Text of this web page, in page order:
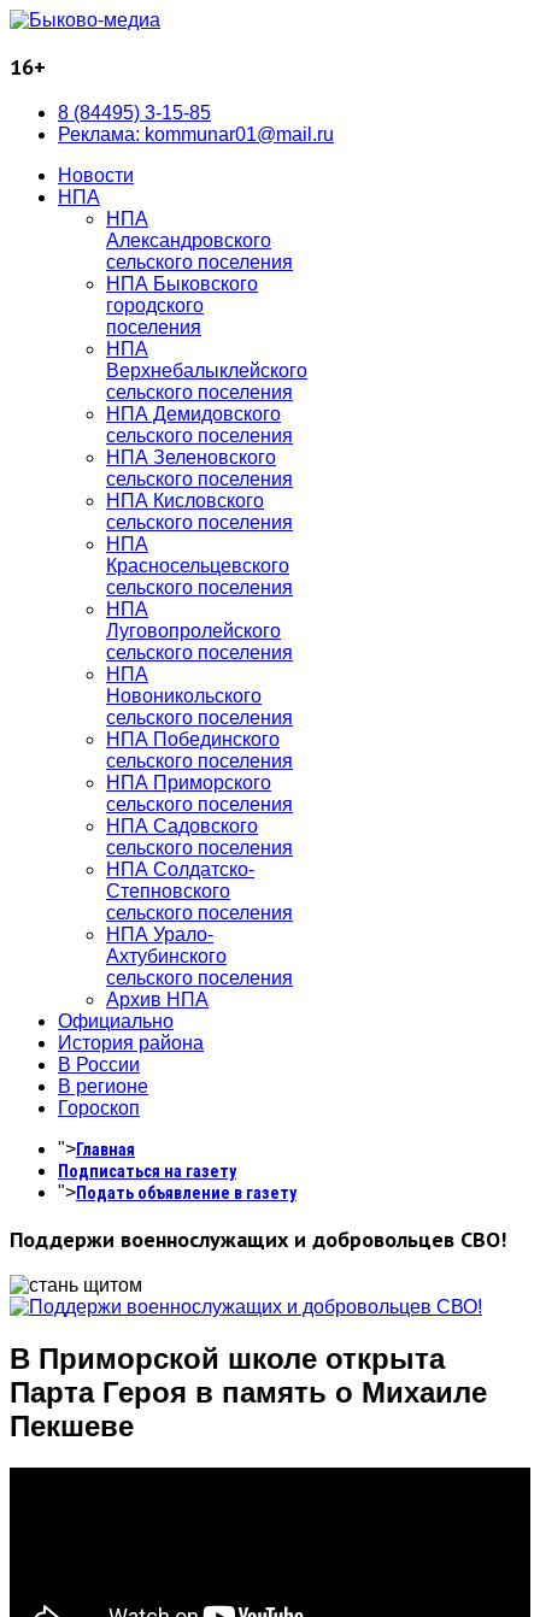
16+
8 (84495) 3-15-85
Реклама: kommunar01@mail.ru
Новости
НПА
НПА
Александровского
сельского поселения
НПА Быковского
городского
поселения
НПА
Верхнебалыклейского
сельского поселения
НПА Демидовского
сельского поселения
НПА Зеленовского
сельского поселения
НПА Кисловского
сельского поселения
НПА
Красносельцевского
сельского поселения
НПА
Луговопролейского
сельского поселения
НПА
Новоникольского
сельского поселения
НПА Побединского
сельского поселения
НПА Приморского
сельского поселения
НПА Садовского
сельского поселения
НПА Солдатско-
Степновского
сельского поселения
НПА Урало-
Ахтубинского
сельского поселения
Архив НПА
Официально
История района
В России
В регионе
Гороскоп
">Главная
Подписаться на газету
">Подать объявление в газету
Поддержи военнослужащих и добровольцев СВО!
В Приморской школе открыта
Парта Героя в память о Михаиле
Пекшеве